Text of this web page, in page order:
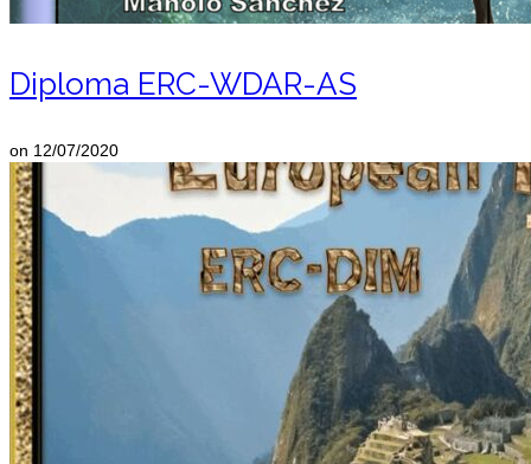
Diploma ERC-WDAR-AS
on 12/07/2020